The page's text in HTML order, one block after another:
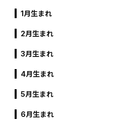
1月生まれ
2月生まれ
3月生まれ
4月生まれ
5月生まれ
6月生まれ